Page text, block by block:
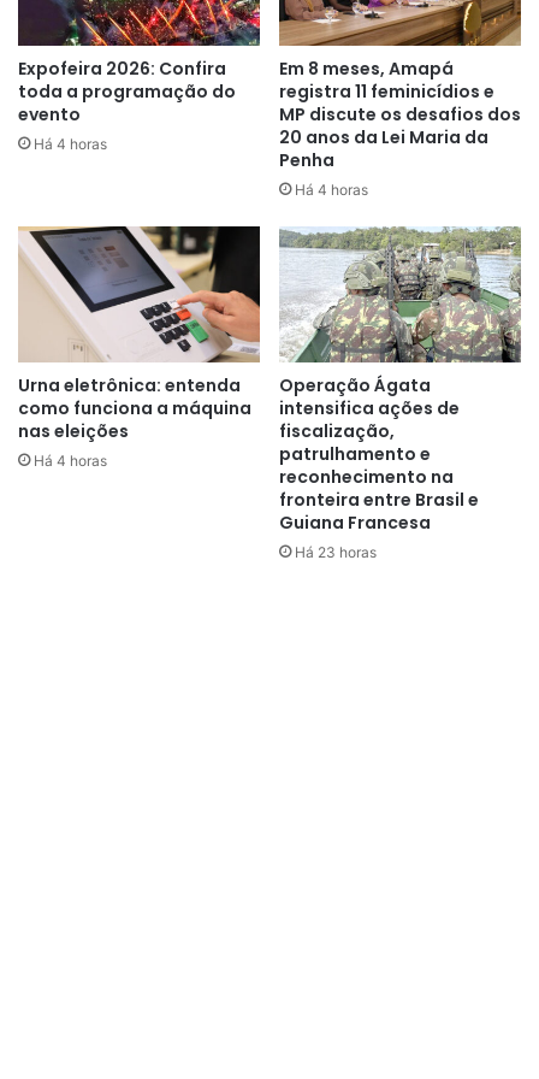
intenção de prender os acusados, mas não obteve êxito.
Houve registros de disparos de arma de fogo ainda nos
bairros citados e até o fechamento da reportagem,
ninguém havia sido preso pela autoria dos homicídios. A
Polícia Civil deverá investigar os casos e a suspeita é que
criminosas que atuam em todo o estado.
Expofeira 2026: Confira
toda a programação do
evento
Há 4 horas
Em 8 meses, Amapá
registra 11 feminicídios e
MP discute os desafios dos
20 anos da Lei Maria da
Penha
Há 4 horas
Urna eletrônica: entenda
como funciona a máquina
nas eleições
Há 4 horas
Operação Ágata
intensifica ações de
fiscalização,
patrulhamento e
reconhecimento na
fronteira entre Brasil e
Guiana Francesa
Há 23 horas